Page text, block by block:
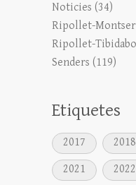
Noticies (34)
Ripollet-
Ripollet-Tibidabo
Senders (119)
Etiquetes
2017 2018
2021
2022